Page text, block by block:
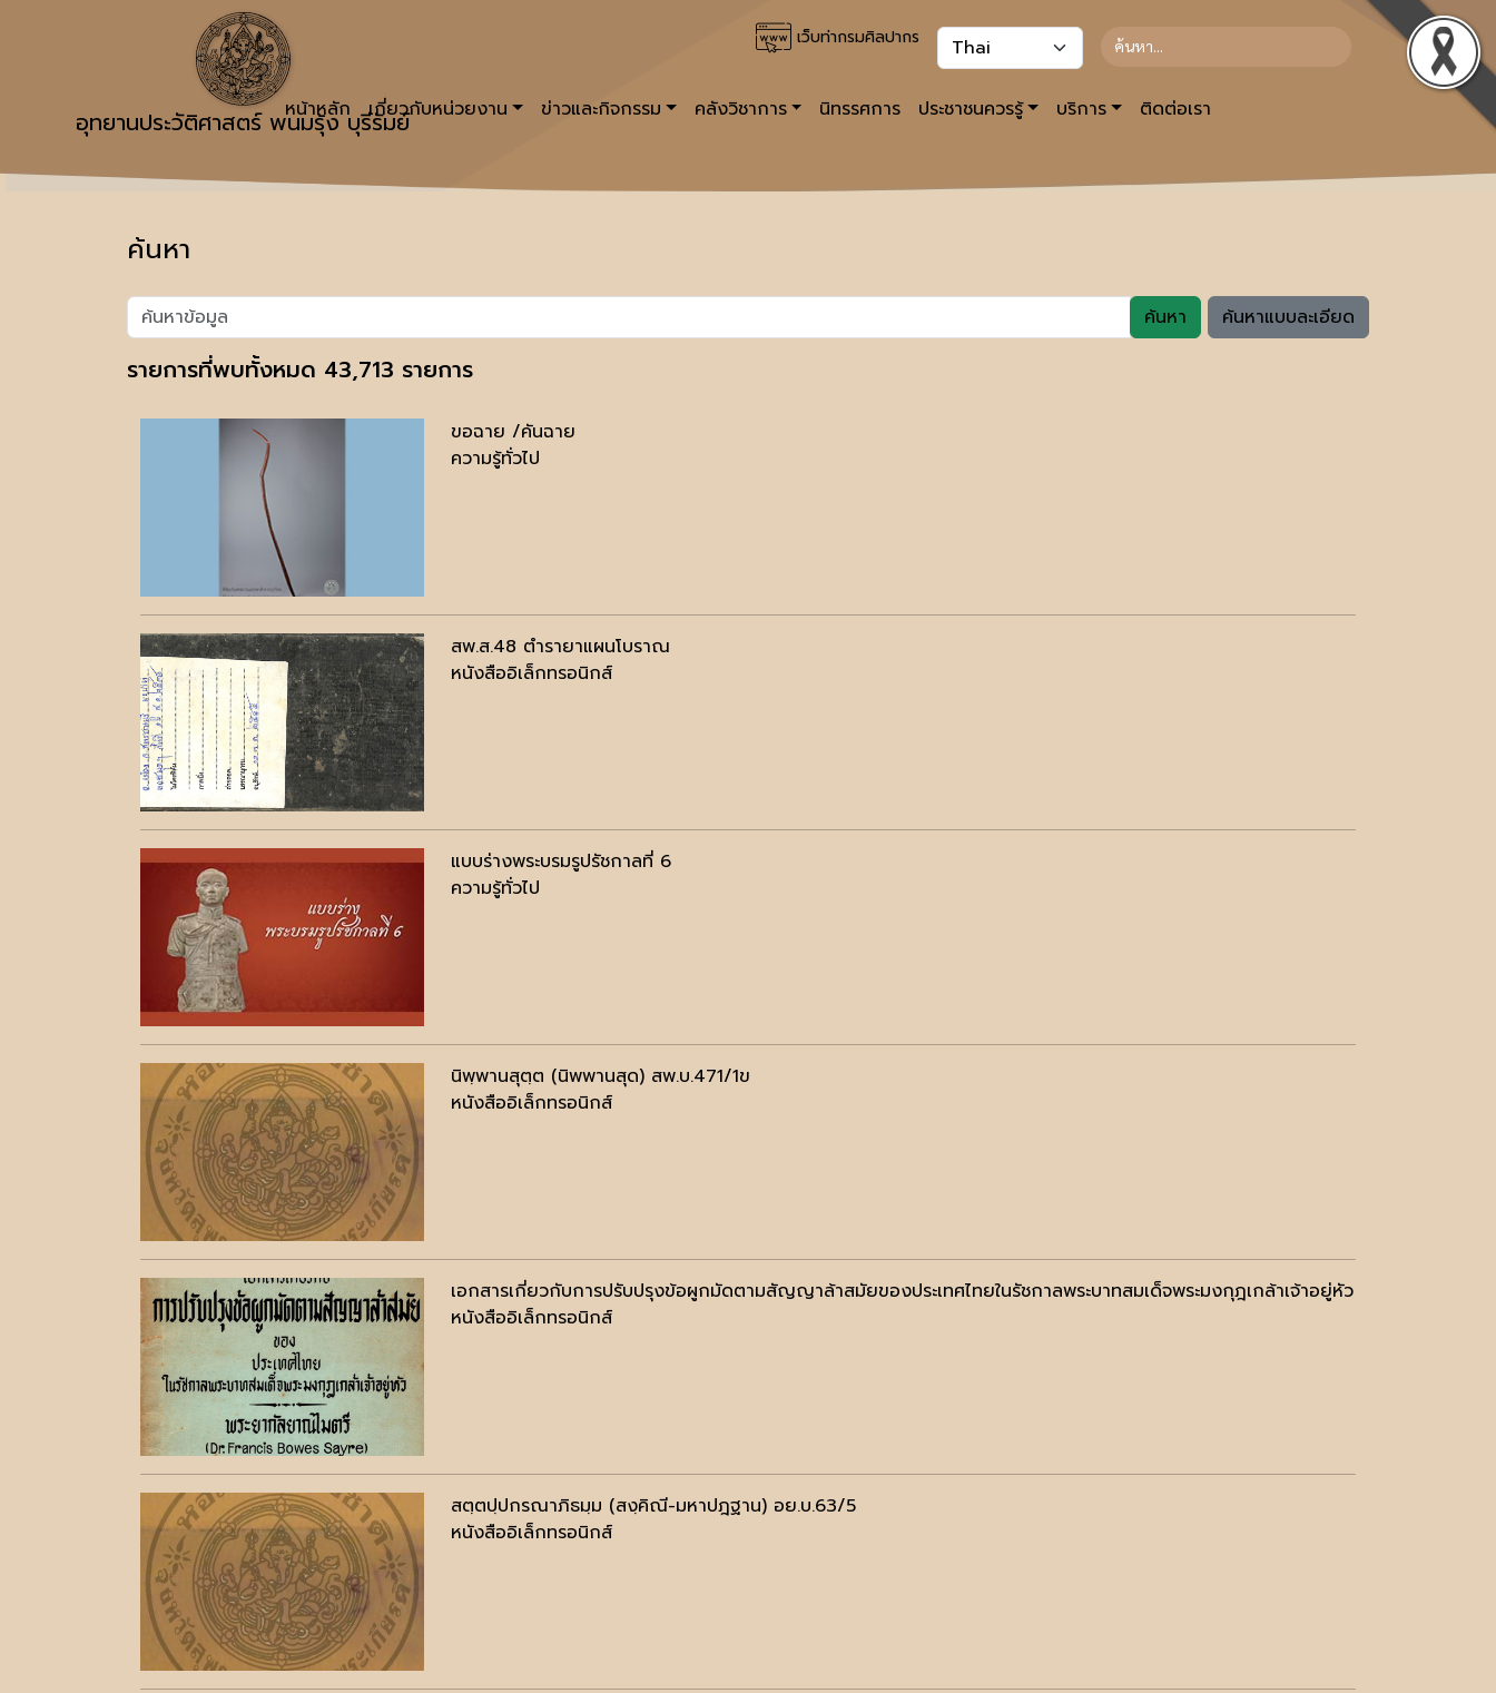
เว็บท่ากรมศิลปากร
อุทยานประวัติศาสตร์ พนมรุ้ง บุรีรัมย์
หน้าหลัก เกี่ยวกับหน่วยงาน ข่าวและกิจกรรม คลังวิชาการ นิทรรศการ ประชาชนควรรู้ บริการ ติดต่อเรา
ค้นหา
ค้นหา ค้นหาแบบละเอียด
รายการที่พบทั้งหมด 43,713 รายการ
ขอฉาย /คันฉาย
ความรู้ทั่วไป
สพ.ส.48 ตำรายาแผนโบราณ
หนังสืออิเล็กทรอนิกส์
แบบร่างพระบรมรูปรัชกาลที่ 6
ความรู้ทั่วไป
นิพฺพานสุตฺต (นิพพานสุด) สพ.บ.471/1ข
หนังสืออิเล็กทรอนิกส์
เอกสารเกี่ยวกับการปรับปรุงข้อผูกมัดตามสัญญาล้าสมัยของประเทศไทยในรัชกาลพระบาทสมเด็จพระมงกุฎเกล้าเจ้าอยู่หัว
หนังสืออิเล็กทรอนิกส์
สตฺตปฺปกรณาภิธมฺม (สงฺคิณี-มหาปฎฐาน) อย.บ.63/5
หนังสืออิเล็กทรอนิกส์